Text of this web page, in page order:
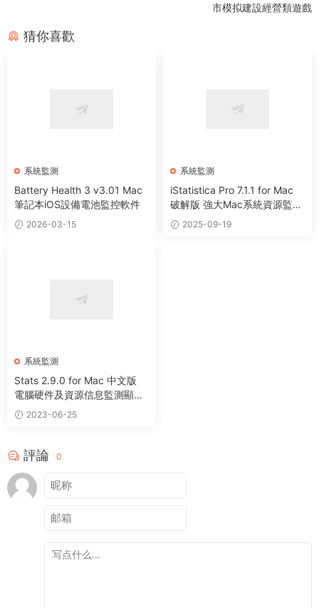
市模拟建設經營類遊戲
猜你喜歡
系統監測
Battery Health 3 v3.01 Mac
筆記本iOS設備電池監控軟件
2026-03-15
系統監測
iStatistica Pro 7.1.1 for Mac
破解版 強大Mac系統資源監測
軟件2025-09-19
系統監測
Stats 2.9.0 for Mac 中文版
電腦硬件及資源信息監測顯示
工具2023-06-25
評論 0